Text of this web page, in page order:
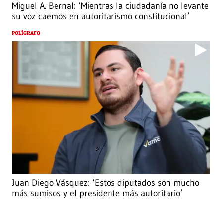
Miguel A. Bernal: ‘Mientras la ciudadanía no levante
su voz caemos en autoritarismo constitucional’
POLÍGRAFO
Juan Diego Vásquez: ‘Estos diputados son mucho
más sumisos y el presidente más autoritario’